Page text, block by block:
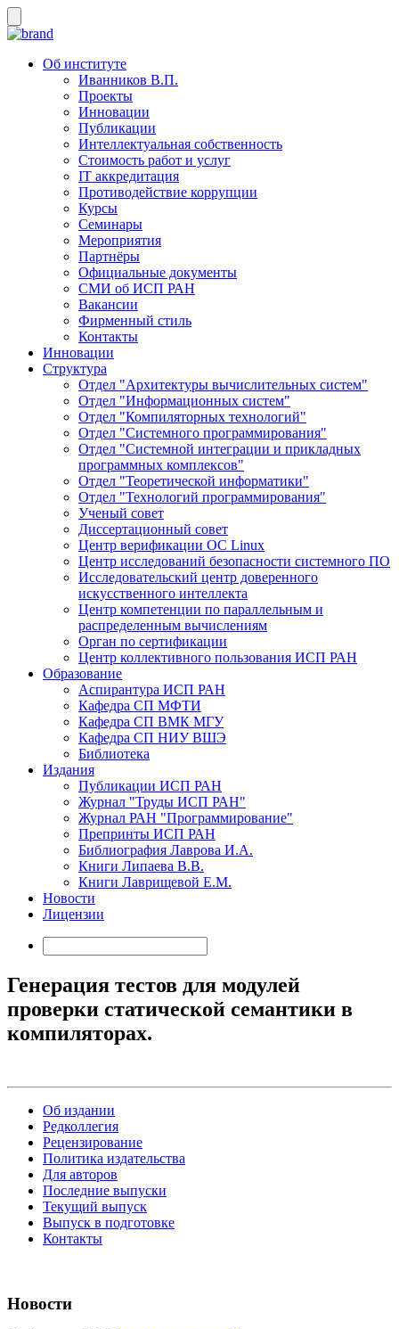
Об институте
Иванников В.П.
Проекты
Инновации
Публикации
Интеллектуальная собственность
Стоимость работ и услуг
IT аккредитация
Противодействие коррупции
Курсы
Семинары
Мероприятия
Партнёры
Официальные документы
СМИ об ИСП РАН
Вакансии
Фирменный стиль
Контакты
Инновации
Структура
Отдел "Архитектуры вычислительных систем"
Отдел "Информационных систем"
Отдел "Компиляторных технологий"
Отдел "Системного программирования"
Отдел "Системной интеграции и прикладных
программных комплексов"
Отдел "Теоретической информатики"
Отдел "Технологий программирования"
Ученый совет
Диссертационный совет
Центр верификации ОС Linux
Центр исследований безопасности системного ПО
Исследовательский центр доверенного
искусственного интеллекта
Центр компетенции по параллельным и
распределенным вычислениям
Орган по сертификации
Центр коллективного пользования ИСП РАН
Образование
Аспирантура ИСП РАН
Кафедра СП МФТИ
Кафедра СП ВМК МГУ
Кафедра СП НИУ ВШЭ
Библиотека
Издания
Публикации ИСП РАН
Журнал "Труды ИСП РАН"
Журнал РАН "Программирование"
Препринты ИСП РАН
Библиография Лаврова И.А.
Книги Липаева В.В.
Книги Лаврищевой Е.М.
Новости
Лицензии
Генерация тестов для модулей
проверки статической семантики в
компиляторах.
Об издании
Редколлегия
Рецензирование
Политика издательства
Для авторов
Последние выпуски
Текущий выпуск
Выпуск в подготовке
Контакты
Новости